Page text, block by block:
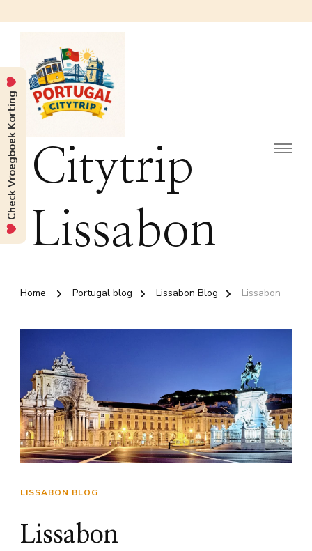
Citytrip
Lissabon
Home Portugal blog Lissabon Blog Lissabon
LISSABON BLOG
Lissabon
Check Vroegboek Korting